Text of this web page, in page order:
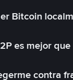
Bitcoin
es mejor
contra